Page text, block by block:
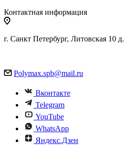
Контактная информация
г. Санкт Петербург, Литовская 10 д.
Polymax.spb@mail.ru
Вконтакте
Telegram
YouTube
WhatsApp
Яндекс.Дзен